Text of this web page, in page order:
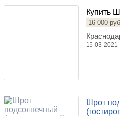
Купить
16 000
16-03-2021
Шрот